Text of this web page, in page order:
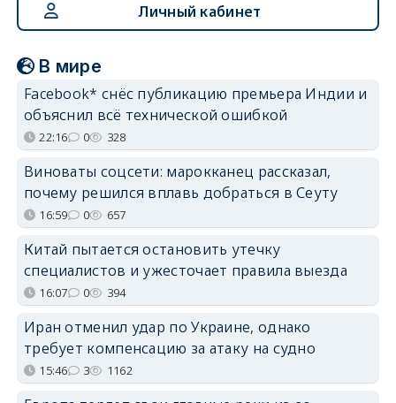
Личный кабинет
В мире
Facebook* снёс публикацию премьера Индии и
объяснил всё технической ошибкой
22:16 0 328
Виноваты соцсети: марокканец рассказал,
почему решился вплавь добраться в Сеуту
16:59 0 657
Китай пытается остановить утечку
специалистов и ужесточает правила выезда
16:07 0 394
Иран отменил удар по Украине, однако
требует компенсацию за атаку на судно
15:46 3 1162